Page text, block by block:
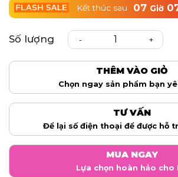
Kết thúc sau 07 Giờ
Số lượng - +
THÊM VÀO GIỎ
Chọn ngay sản phẩm bạn
TƯ VẤN
Để lại số điện thoại để được hỗ
MUA NGAY
Lựa chọn hoàn hảo cho